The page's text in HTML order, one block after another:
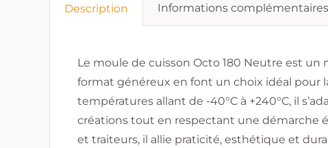
Description Informations complémentaires
Le moule de cuisson Octo 180 Neutre est un
format généreux en font un choix idéal pour
températures allant de -40°C à +240°C, il
créations tout en respectant une démarche
et traiteurs, il allie praticité, esthétique et